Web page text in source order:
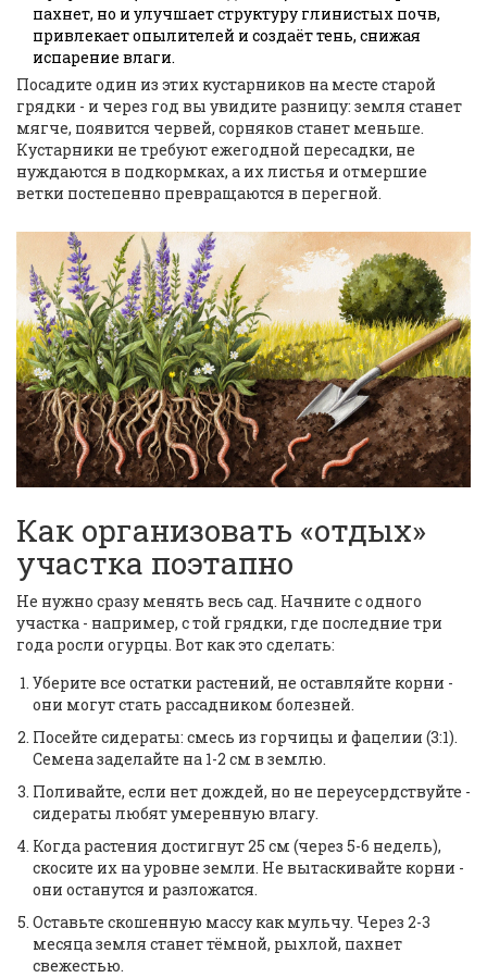
пахнет, но и улучшает структуру глинистых почв,
привлекает опылителей и создаёт тень, снижая
испарение влаги.
Посадите один из этих кустарников на месте старой
грядки - и через год вы увидите разницу: земля станет
мягче, появится червей, сорняков станет меньше.
Кустарники не требуют ежегодной пересадки, не
нуждаются в подкормках, а их листья и отмершие
ветки постепенно превращаются в перегной.
Как организовать «отдых»
участка поэтапно
Не нужно сразу менять весь сад. Начните с одного
участка - например, с той грядки, где последние три
года росли огурцы. Вот как это сделать:
Уберите все остатки растений, не оставляйте корни -
они могут стать рассадником болезней.
Посейте сидераты: смесь из горчицы и фацелии (3:1).
Семена заделайте на 1-2 см в землю.
Поливайте, если нет дождей, но не переусердствуйте -
сидераты любят умеренную влагу.
Когда растения достигнут 25 см (через 5-6 недель),
скосите их на уровне земли. Не вытаскивайте корни -
они останутся и разложатся.
Оставьте скошенную массу как мульчу. Через 2-3
месяца земля станет тёмной, рыхлой, пахнет
свежестью.